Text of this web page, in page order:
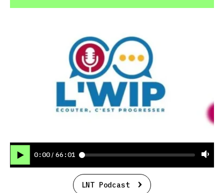
0:00 / 66:01
LNT Podcast